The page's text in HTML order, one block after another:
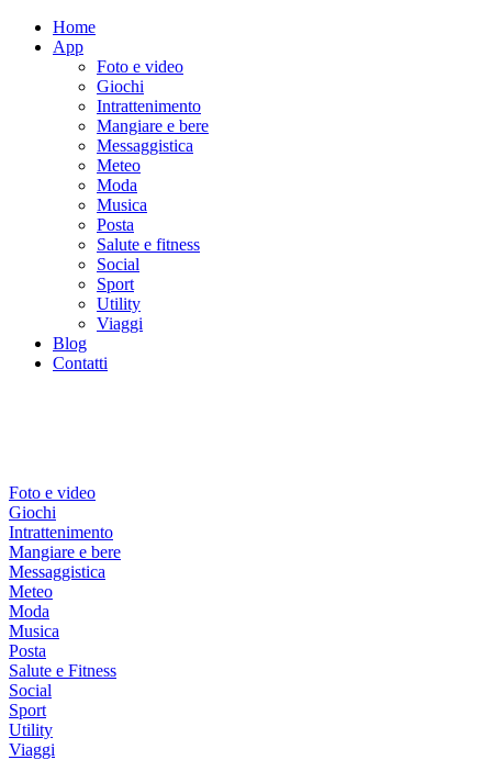
Home
App
Foto e video
Giochi
Intrattenimento
Mangiare e bere
Messaggistica
Meteo
Moda
Musica
Posta
Salute e fitness
Social
Sport
Utility
Viaggi
Blog
Contatti
Foto e video
Giochi
Intrattenimento
Mangiare e bere
Messaggistica
Meteo
Moda
Musica
Posta
Salute e Fitness
Social
Sport
Utility
Viaggi